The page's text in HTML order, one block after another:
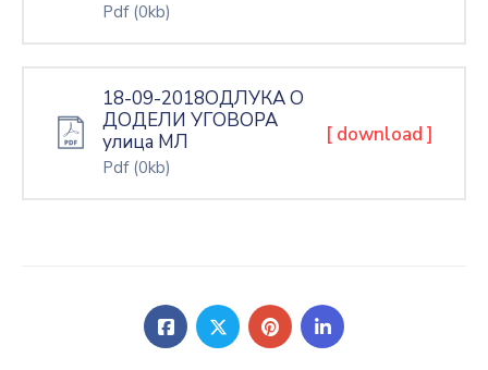
Pdf (0kb)
18-09-2018ОДЛУКА О
ДОДЕЛИ УГОВОРА
улица МЛ
Pdf (0kb)
[ download ]